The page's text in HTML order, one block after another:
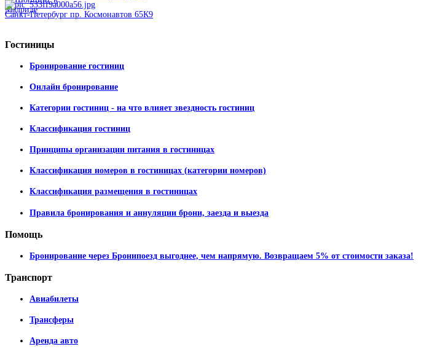
Санкт-Петербург пр. Космонавтов 65К9
Гостиницы
Бронирование гостиниц
Онлайн бронирование
Категории гостиниц - на что влияет звездность гостиниц
Классификация гостиниц
Принципы организации питания в гостиницах
Классификация номеров в гостиницах (категории номеров)
Классификация размещения в гостиницах
Правила бронирования и аннуляции брони, заезда и выезда
Помощь
Бронирование через Бронипоезд выгоднее, чем напрямую. Возвращаем 5% от стоимости заказа!
Транспорт
Авиабилеты
Трансферы
Аренда авто